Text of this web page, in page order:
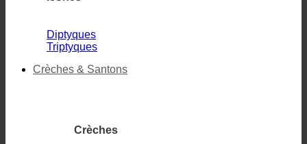
Diptyques
Triptyques
Crèches & Santons
Crèches